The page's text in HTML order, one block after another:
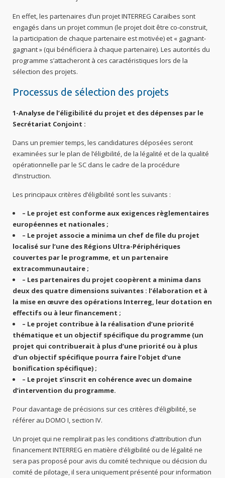
En effet, les partenaires d’un projet INTERREG Caraïbes sont
engagés dans un projet commun (le projet doit être co-construit,
la participation de chaque partenaire est motivée) et « gagnant-
gagnant » (qui bénéficiera à chaque partenaire). Les autorités du
programme s’attacheront à ces caractéristiques lors de la
sélection des projets.
Processus de sélection des projets
1-Analyse de l’éligibilité du projet et des dépenses par le
Secrétariat Conjoint :
Dans un premier temps, les candidatures déposées seront
examinées sur le plan de l’éligibilité, de la légalité et de la qualité
opérationnelle par le SC dans le cadre de la procédure
d’instruction.
Les principaux critères d’éligibilité sont les suivants :
– Le projet est conforme aux exigences règlementaires
européennes et nationales ;
– Le projet associe a minima un chef de file du projet
localisé sur l’une des Régions Ultra-Périphériques
couvertes par le programme, et un partenaire
extracommunautaire ;
– Les partenaires du projet coopèrent a minima dans
deux des quatre dimensions suivantes : l’élaboration et à
la mise en œuvre des opérations Interreg, leur dotation en
effectifs ou à leur financement ;
– Le projet contribue à la réalisation d’une priorité
thématique et un objectif spécifique du programme (un
projet qui contribuerait à plus d’une priorité ou à plus
d’un objectif spécifique pourra faire l’objet d’une
bonification spécifique) ;
– Le projet s’inscrit en cohérence avec un domaine
d’intervention du programme.
Pour davantage de précisions sur ces critères d’éligibilité, se
référer au DOMO I, section IV.
Un projet qui ne remplirait pas les conditions d’attribution d’un
financement INTERREG en matière d’éligibilité ou de légalité ne
sera pas proposé pour avis du comité technique ou décision du
comité de pilotage, il sera uniquement présenté pour information